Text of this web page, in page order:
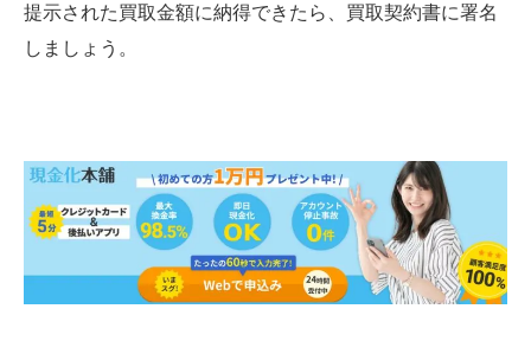
提示された買取金額に納得できたら、買取契約書に署名
しましょう。